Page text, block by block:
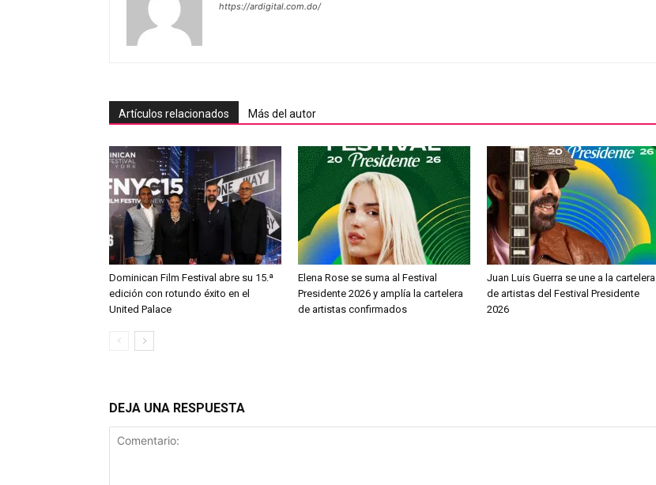
https://ardigital.com.do/
Artículos relacionados Más del autor
Dominican Film Festival abre su 15.ª
edición con rotundo éxito en el
United Palace
Elena Rose se suma al Festival
Presidente 2026 y amplía la cartelera
de artistas confirmados
Juan Luis Guerra se une a la cartelera
de artistas del Festival Presidente
2026
DEJA UNA RESPUESTA